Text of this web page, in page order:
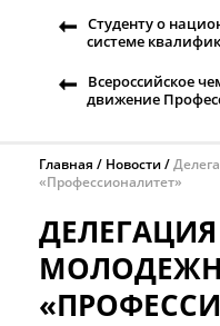
Студенту о
системе
Всероссийское
движение
Главная Новости
«Профессионалитет»